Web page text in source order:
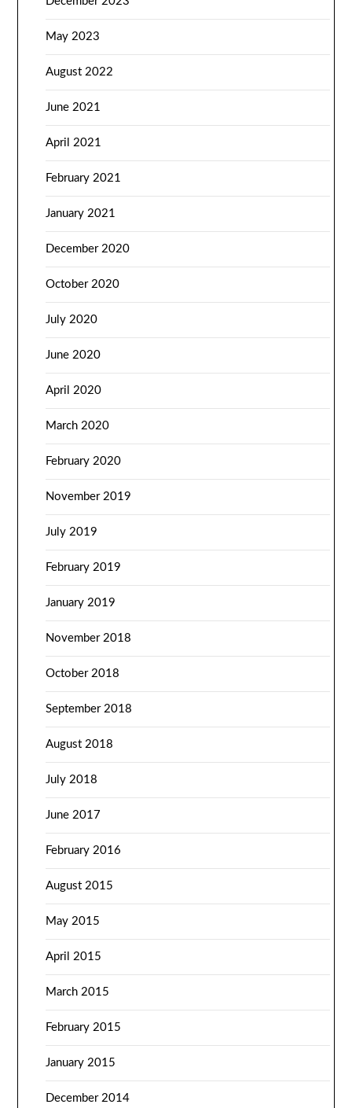
May 2023
August 2022
June 2021
April 2021
February 2021
January 2021
December 2020
October 2020
July 2020
June 2020
April 2020
March 2020
February 2020
November 2019
July 2019
February 2019
January 2019
November 2018
October 2018
September 2018
August 2018
July 2018
June 2017
February 2016
August 2015
May 2015
April 2015
March 2015
February 2015
January 2015
December 2014